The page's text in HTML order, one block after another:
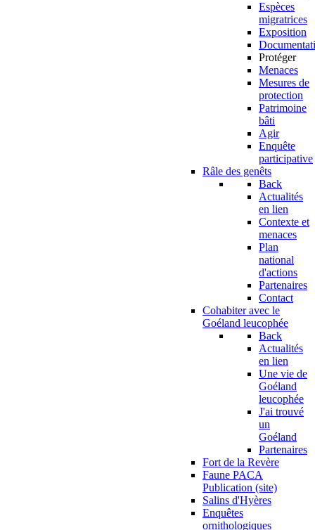
Espèces
migratrices
Exposition
Protéger
Menaces
Mesures de
protection
Patrimoine
bâti
Agir
Enquête
participative
Râle des genêts
Back
Actualités
en lien
Contexte et
menaces
Plan
national
d'actions
Partenaires
Contact
Cohabiter avec le
Goéland leucophée
Back
Actualités
en lien
Une vie de
Goéland
leucophée
J'ai trouvé
un
Goéland
Partenaires
Fort de la Revère
Faune PACA
Publication (site)
Salins d'Hyères
Enquêtes
ornithologiques